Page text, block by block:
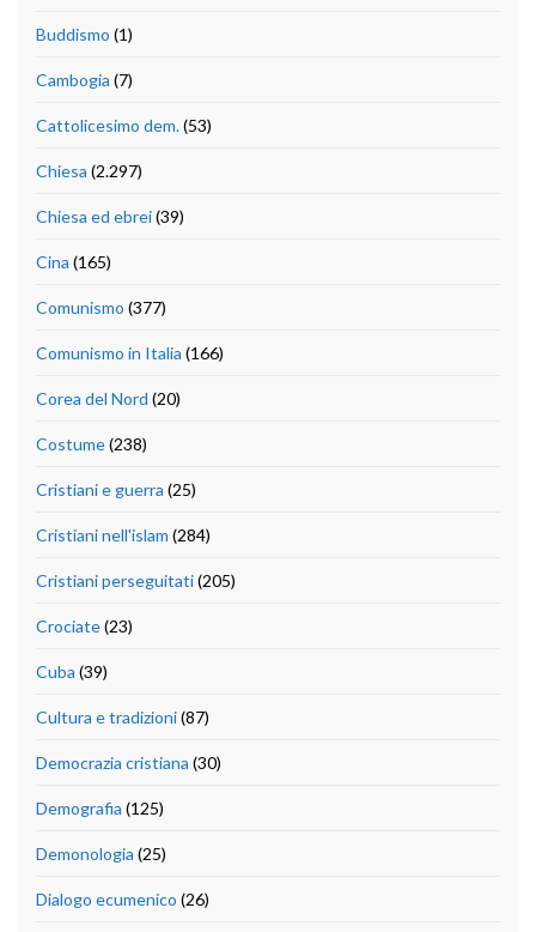
Buddismo (1)
Cambogia (7)
Cattolicesimo dem.(53)
Chiesa (2.297)
Chiesa ed ebrei(39)
Cina (165)
Comunismo (377)
Comunismo in Italia (166)
Corea del Nord (20)
Costume(238)
Cristiani e guerra (25)
Cristiani nell'islam (284)
Cristiani perseguitati(205)
Crociate(23)
Cuba (39)
Cultura e tradizioni(87)
Democrazia cristiana (30)
Demografia (125)
Demonologia (25)
Dialogo ecumenico (26)